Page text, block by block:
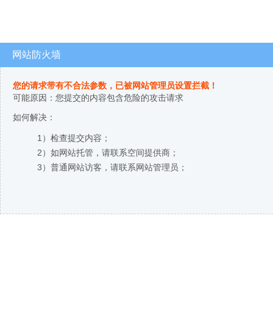
网站防火墙
您的请求带有不合法参数，已被网站管理员设置拦截！
可能原因：您提交的内容包含危险的攻击请求
如何解决：
1）检查提交内容；
2）如网站托管，请联系空间提供商；
3）普通网站访客，请联系网站管理员；